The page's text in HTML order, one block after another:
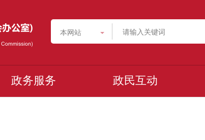
本网站
政务服务 政民互动